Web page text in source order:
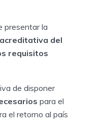
presentar la
del
requisitos
de disponer
para el
el retorno al país